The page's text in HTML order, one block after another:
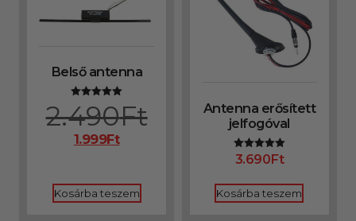
Belső antenna
Értékelés:
5.00
/ 5
2.490Ft
1.999Ft
Kosárba teszem
Antenna erősített
jelfogóval
Értékelés:
5.00
3.690Ft
Kosárba teszem